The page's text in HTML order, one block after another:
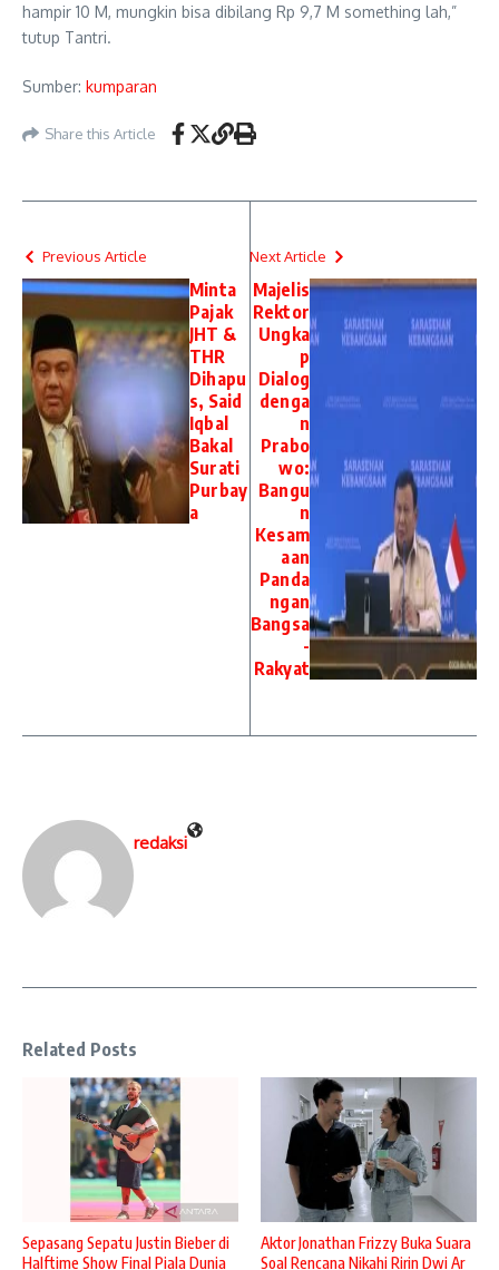
hampir 10 M, mungkin bisa dibilang Rp 9,7 M something lah,”
tutup Tantri.
Sumber: kumparan
Share this Article
Previous Article
Minta
Pajak
JHT &
THR
Dihapu
s, Said
Iqbal
Bakal
Surati
Purbay
a
Next Article
Majelis
Rektor
Ungka
p
Dialog
denga
n
Prabo
wo:
Bangu
n
Kesam
aan
Panda
ngan
Bangsa
-
Rakyat
redaksi
Related Posts
Sepasang Sepatu Justin Bieber di
Halftime Show Final Piala Dunia
Aktor Jonathan Frizzy Buka Suara
Soal Rencana Nikahi Ririn Dwi Ar